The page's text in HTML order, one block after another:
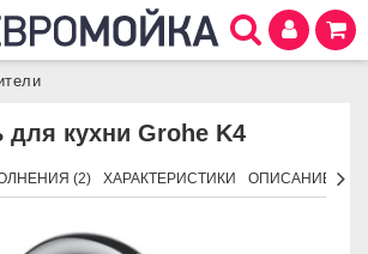
для кухни Grohe K4
(2) ХАРАКТЕРИСТИКИ ОПИСАНИЕ